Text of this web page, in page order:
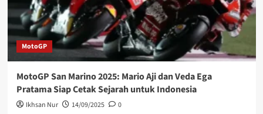
MotoGP
MotoGP San Marino 2025: Mario Aji dan Veda Ega
Pratama Siap Cetak Sejarah untuk Indonesia
Ikhsan Nur 14/09/2025 0